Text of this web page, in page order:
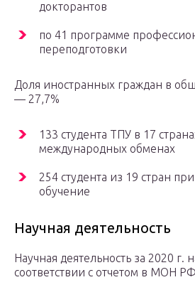
докторантов
по 41 программе
переподготовки
Доля иностранных граждан в
— 27,7%
133 студента ТПУ в 17
международных обменах
254 студента из 19 стран
обучение
Научная деятельность
Научная деятельность за 2020 г.
соответствии с отчетом в МОН РФ